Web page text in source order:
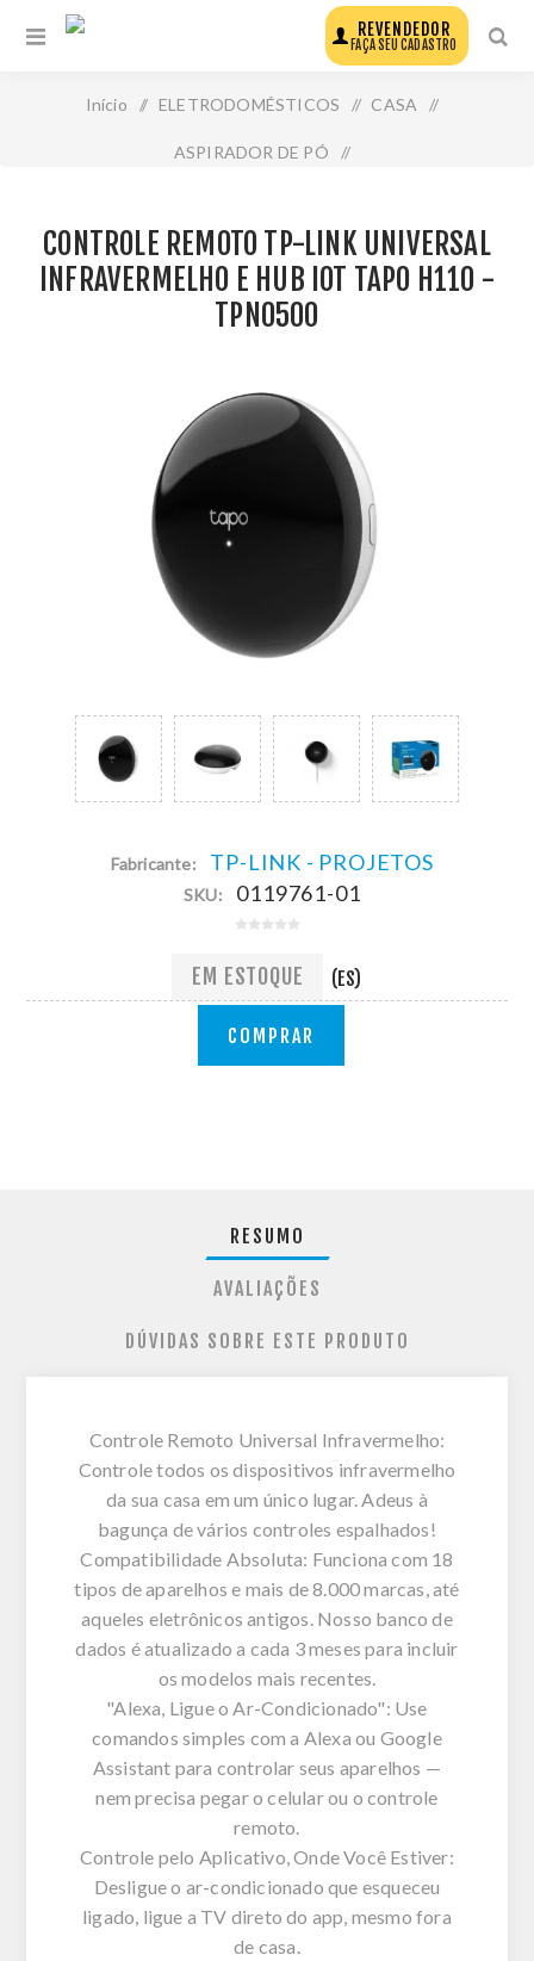
REVENDEDOR
FAÇA SEU CADASTRO
Início / ELETRODOMÉSTICOS / CASA /
ASPIRADOR DE PÓ /
Iot Tapo H110 - Tpn0500
CONTROLE REMOTO TP-LINK UNIVERSAL
INFRAVERMELHO E HUB IOT TAPO H110 -
TPN0500
Fabricante: TP-LINK - PROJETOS
SKU: 0119761-01
EM ESTOQUE (ES)
COMPRAR
RESUMO
AVALIAÇÕES
DÚVIDAS SOBRE ESTE PRODUTO
Controle Remoto Universal Infravermelho:
Controle todos os dispositivos infravermelho
da sua casa em um único lugar. Adeus à
bagunça de vários controles espalhados!
Compatibilidade Absoluta: Funciona com 18
tipos de aparelhos e mais de 8.000 marcas, até
aqueles eletrônicos antigos. Nosso banco de
dados é atualizado a cada 3 meses para incluir
os modelos mais recentes.
"Alexa, Ligue o Ar-Condicionado": Use
comandos simples com a Alexa ou Google
Assistant para controlar seus aparelhos —
nem precisa pegar o celular ou o controle
remoto.
Controle pelo Aplicativo, Onde Você Estiver:
Desligue o ar-condicionado que esqueceu
ligado, ligue a TV direto do app, mesmo fora
de casa.